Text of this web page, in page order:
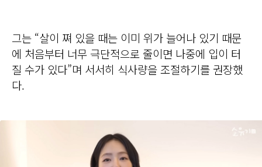
그는 “살이 쪄 있을 때는 이미 위가 늘어나 있기 때문
에 처음부터 너무 극단적으로 줄이면 나중에 입이 터
질 수가 있다”며 서서히 식사량을 조절하기를 권장했
다.